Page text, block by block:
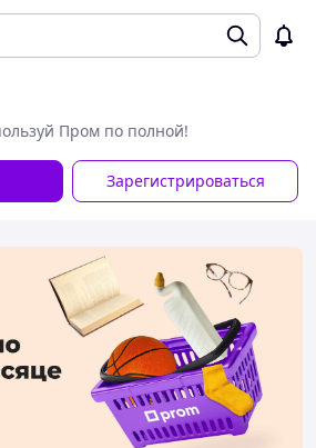
Пром по полной!
Зарегистрироваться